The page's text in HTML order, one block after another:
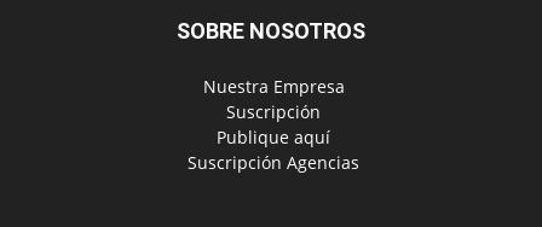
SOBRE NOSOTROS
‎ Nuestra Empresa
‎ Suscripción
‎ Publique aquí
‎ Suscripción Agencias